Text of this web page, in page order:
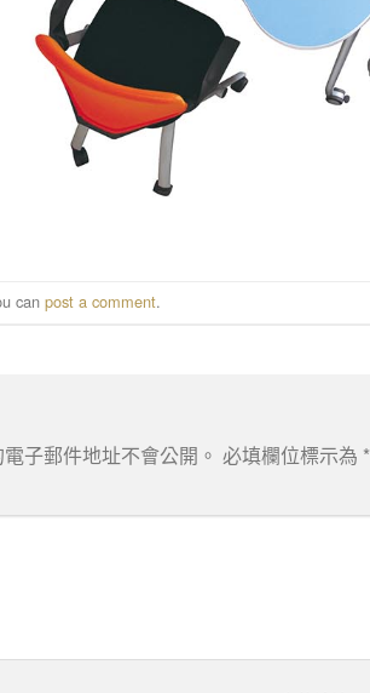
can post a comment.
子郵件地址不會公開。 必填欄位標示為 *